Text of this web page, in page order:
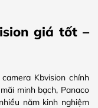
giá tốt –
Kbvision chính
minh bạch, Panaco
năm kinh nghiệm